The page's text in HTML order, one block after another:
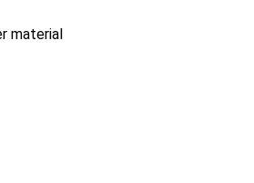
material